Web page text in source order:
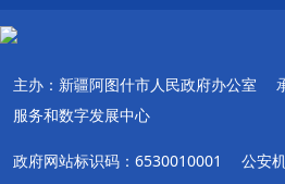
主办：新疆阿图什市人民政府办公室
服务和数字发展中心
政府网站标识码：6530010001
公安